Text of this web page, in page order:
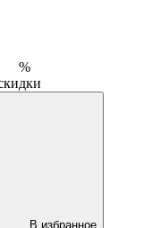
%
В избранное